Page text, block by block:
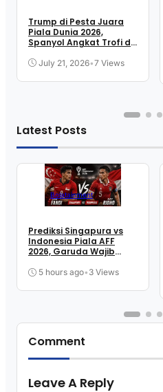
Trump di Pesta Juara
Piala Dunia 2026,
Spanyol Angkat Trofi di
July 21, 2026•7 Views
Latest Posts
Bolatainment
Prediksi Singapura vs
Indonesia Piala AFF
2026, Garuda Wajib
5 hours ago• 3 Views
Comment
Leave A Reply